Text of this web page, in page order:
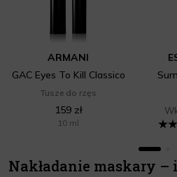
ARMANI
GAC Eyes To Kill Classico
Tusze do rzęs
159 zł
10 ml
Nakładanie maskary